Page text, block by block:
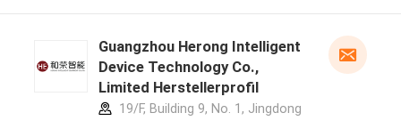
Guangzhou Herong Intelligent
Device Technology Co.,
Limited Herstellerprofil
19/F, Building 9, No. 1, Jingdong